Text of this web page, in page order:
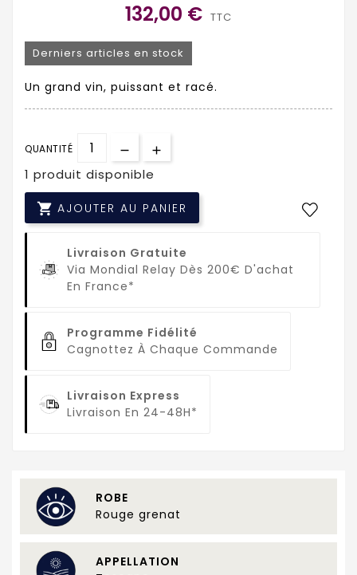
132,00 € TTC
Derniers articles en stock
Un grand vin, puissant et racé.
QUANTITÉ
1 produit disponible
 AJOUTER AU PANIER
Livraison Gratuite
Via Mondial Relay Dès 200€ D'achat
En France*
Programme Fidélité
Cagnottez À Chaque Commande
Livraison Express
Livraison En 24-48H*
ROBE
Rouge grenat
APPELLATION